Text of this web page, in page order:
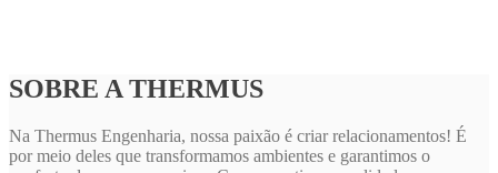
SOBRE A THERMUS
Na Thermus Engenharia, nossa paixão é criar relacionamentos! É
por meio deles que transformamos ambientes e garantimos o